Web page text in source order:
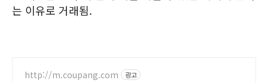
는 이유로 거래됨.
http://m.coupang.com 광고